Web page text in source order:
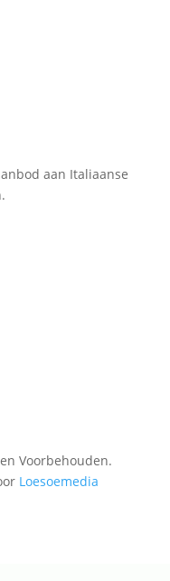
aan Italiaanse
Voorbehouden.
Loesoemedia